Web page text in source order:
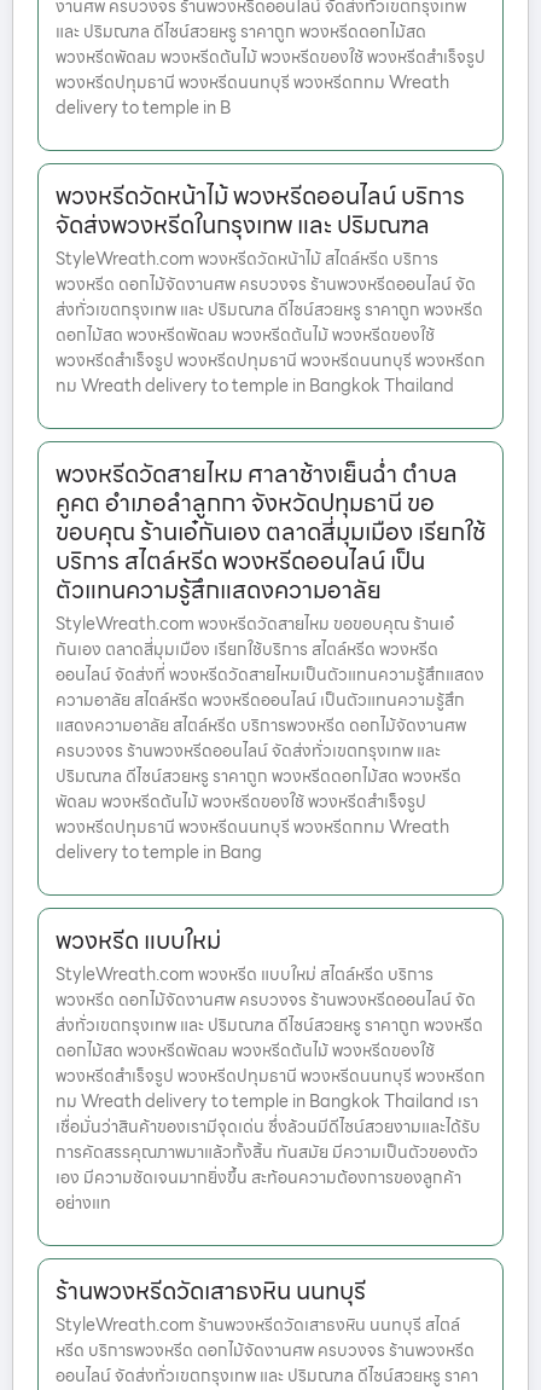
งานศพ ครบวงจร ร้านพวงหรีดออนไลน์ จัดส่งทั่วเขตกรุงเทพ
และ ปริมณฑล ดีไซน์สวยหรู ราคาถูก พวงหรีดดอกไม้สด
พวงหรีดพัดลม พวงหรีดต้นไม้ พวงหรีดของใช้ พวงหรีดสำเร็จรูป
พวงหรีดปทุมธานี พวงหรีดนนทบุรี พวงหรีดกทม Wreath
delivery to temple in B
พวงหรีดวัดหน้าไม้ พวงหรีดออนไลน์ บริการ
จัดส่งพวงหรีดในกรุงเทพ และ ปริมณฑล
StyleWreath.com พวงหรีดวัดหน้าไม้ สไตล์หรีด บริการ
พวงหรีด ดอกไม้จัดงานศพ ครบวงจร ร้านพวงหรีดออนไลน์ จัด
ส่งทั่วเขตกรุงเทพ และ ปริมณฑล ดีไซน์สวยหรู ราคาถูก พวงหรีด
ดอกไม้สด พวงหรีดพัดลม พวงหรีดต้นไม้ พวงหรีดของใช้
พวงหรีดสำเร็จรูป พวงหรีดปทุมธานี พวงหรีดนนทบุรี พวงหรีดก
ทม Wreath delivery to temple in Bangkok Thailand
พวงหรีดวัดสายไหม ศาลาช้างเย็นฉ่ำ ตำบล
คูคต อำเภอลำลูกกา จังหวัดปทุมธานี ขอ
ขอบคุณ ร้านเอ๋กันเอง ตลาดสี่มุมเมือง เรียกใช้
บริการ สไตล์หรีด พวงหรีดออนไลน์ เป็น
ตัวแทนความรู้สึกแสดงความอาลัย
StyleWreath.com พวงหรีดวัดสายไหม ขอขอบคุณ ร้านเอ๋
กันเอง ตลาดสี่มุมเมือง เรียกใช้บริการ สไตล์หรีด พวงหรีด
ออนไลน์ จัดส่งที่ พวงหรีดวัดสายไหมเป็นตัวแทนความรู้สึกแสดง
ความอาลัย สไตล์หรีด พวงหรีดออนไลน์ เป็นตัวแทนความรู้สึก
แสดงความอาลัย สไตล์หรีด บริการพวงหรีด ดอกไม้จัดงานศพ
ครบวงจร ร้านพวงหรีดออนไลน์ จัดส่งทั่วเขตกรุงเทพ และ
ปริมณฑล ดีไซน์สวยหรู ราคาถูก พวงหรีดดอกไม้สด พวงหรีด
พัดลม พวงหรีดต้นไม้ พวงหรีดของใช้ พวงหรีดสำเร็จรูป
พวงหรีดปทุมธานี พวงหรีดนนทบุรี พวงหรีดกทม Wreath
delivery to temple in Bang
พวงหรีด แบบใหม่
StyleWreath.com พวงหรีด แบบใหม่ สไตล์หรีด บริการ
พวงหรีด ดอกไม้จัดงานศพ ครบวงจร ร้านพวงหรีดออนไลน์ จัด
ส่งทั่วเขตกรุงเทพ และ ปริมณฑล ดีไซน์สวยหรู ราคาถูก พวงหรีด
ดอกไม้สด พวงหรีดพัดลม พวงหรีดต้นไม้ พวงหรีดของใช้
พวงหรีดสำเร็จรูป พวงหรีดปทุมธานี พวงหรีดนนทบุรี พวงหรีดก
ทม Wreath delivery to temple in Bangkok Thailand เรา
เชื่อมั่นว่าสินค้าของเรามีจุดเด่น ซึ่งล้วนมีดีไซน์สวยงามและได้รับ
การคัดสรรคุณภาพมาแล้วทั้งสิ้น ทันสมัย มีความเป็นตัวของตัว
เอง มีความชัดเจนมากยิ่งขึ้น สะท้อนความต้องการของลูกค้า
อย่างแท
ร้านพวงหรีดวัดเสาธงหิน นนทบุรี
StyleWreath.com ร้านพวงหรีดวัดเสาธงหิน นนทบุรี สไตล์
หรีด บริการพวงหรีด ดอกไม้จัดงานศพ ครบวงจร ร้านพวงหรีด
ออนไลน์ จัดส่งทั่วเขตกรุงเทพ และ ปริมณฑล ดีไซน์สวยหรู ราคา